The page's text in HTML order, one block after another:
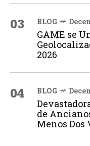
03 BLOG
GAME se
2026
04 BLOG
de
Menos